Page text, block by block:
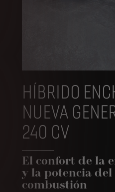
HÍBRIDO
NUEVA
240 CV
El confort de la
y la potencia
combustión